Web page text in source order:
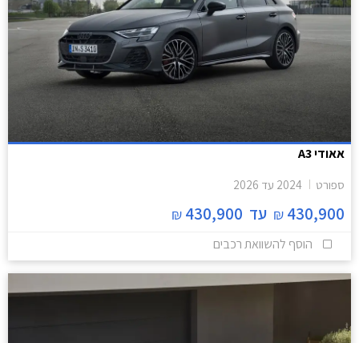
אאודי A3
ספורט 2024 עד 2026
430,900
₪ עד 430,900
₪
הוסף להשוואת רכבים